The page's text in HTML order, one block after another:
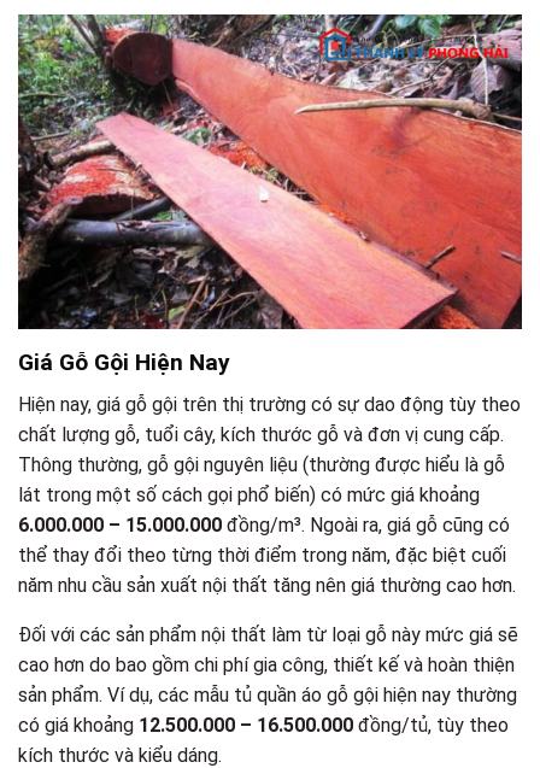
Giá Gỗ Gội Hiện Nay
Hiện nay, giá gỗ gội trên thị trường có sự dao động tùy theo
chất lượng gỗ, tuổi cây, kích thước gỗ và đơn vị cung cấp.
Thông thường, gỗ gội nguyên liệu (thường được hiểu là gỗ
lát trong một số cách gọi phổ biến) có mức giá khoảng
6.000.000 – 15.000.000 đồng/m³. Ngoài ra, giá gỗ cũng có
thể thay đổi theo từng thời điểm trong năm, đặc biệt cuối
năm nhu cầu sản xuất nội thất tăng nên giá thường cao hơn.
Đối với các sản phẩm nội thất làm từ loại gỗ này mức giá sẽ
cao hơn do bao gồm chi phí gia công, thiết kế và hoàn thiện
sản phẩm. Ví dụ, các mẫu tủ quần áo gỗ gội hiện nay thường
có giá khoảng 12.500.000 – 16.500.000 đồng/tủ, tùy theo
kích thước và kiểu dáng.